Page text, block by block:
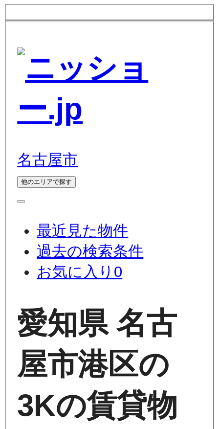
名古屋市
他のエリアで探す
最近見た物件
過去の検索条件
お気に入り 0
愛知県 名古
屋市港区の
3Kの賃貸物